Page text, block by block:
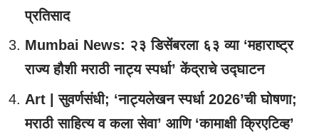
प्रतिसाद
Mumbai News: २३ डिसेंबरला ६३ व्या ‘महाराष्ट्र
राज्य हौशी मराठी नाट्य स्पर्धा’ केंद्राचे उद्घाटन
Art | सुवर्णसंधी; ‘नाट्यलेखन स्पर्धा 2026’ची घोषणा;
मराठी साहित्य व कला सेवा’ आणि ‘कामाक्षी क्रिएटिव्ह’